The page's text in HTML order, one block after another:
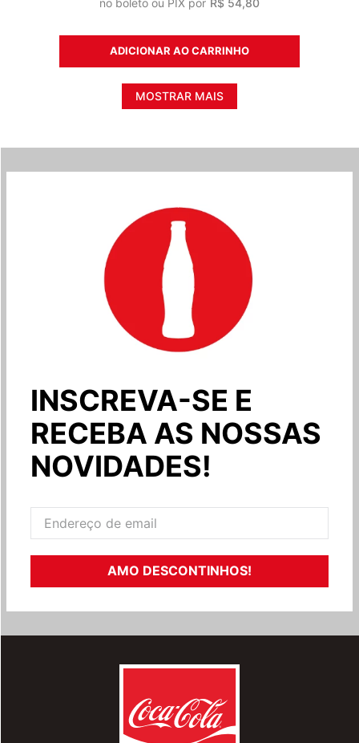
no boleto ou PIX por R$ 54,80
ADICIONAR AO CARRINHO
MOSTRAR MAIS
INSCREVA-SE E
RECEBA AS NOSSAS
NOVIDADES!
AMO DESCONTINHOS!